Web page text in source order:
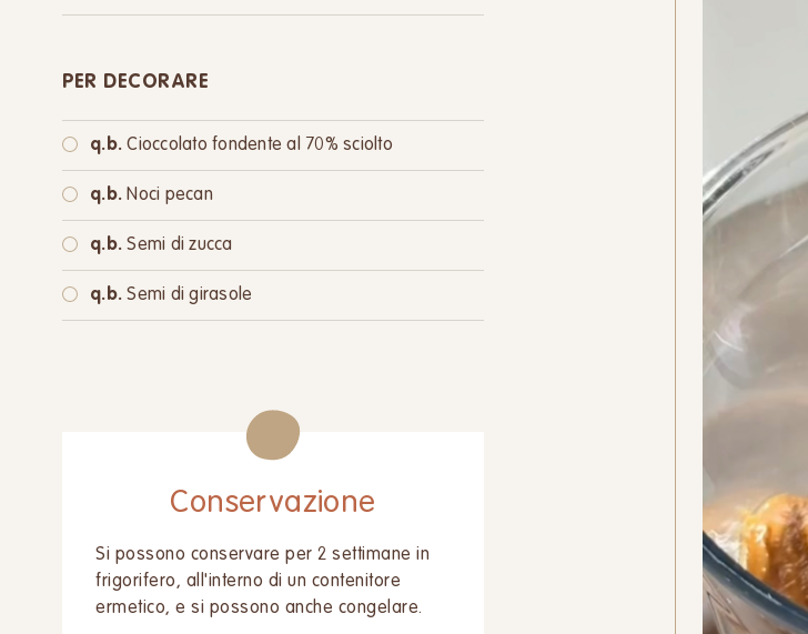
PER DECORARE
q.b. Cioccolato fondente al 70% sciolto
q.b. Noci pecan
q.b. Semi di zucca
q.b. Semi di girasole
Conservazione
Si possono conservare per 2 settimane in
frigorifero, all'interno di un contenitore
ermetico, e si possono anche congelare.